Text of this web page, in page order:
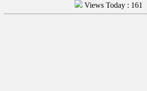
Views Today : 161